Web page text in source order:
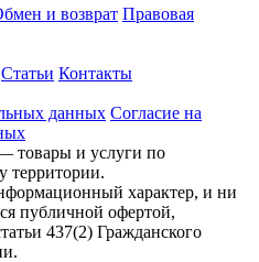
и возврат Правовая
Статьи Контакты
данных Согласие на
товары и услуги по
территории.
характер, и ни
публичной офертой,
437(2) Гражданского